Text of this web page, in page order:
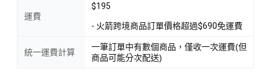
運費
$195
- 火箭跨境商品訂單價格超過$690免運費
統一運費計算
一筆訂單中有數個商品，僅收一次運費(但
商品可能分次配送)